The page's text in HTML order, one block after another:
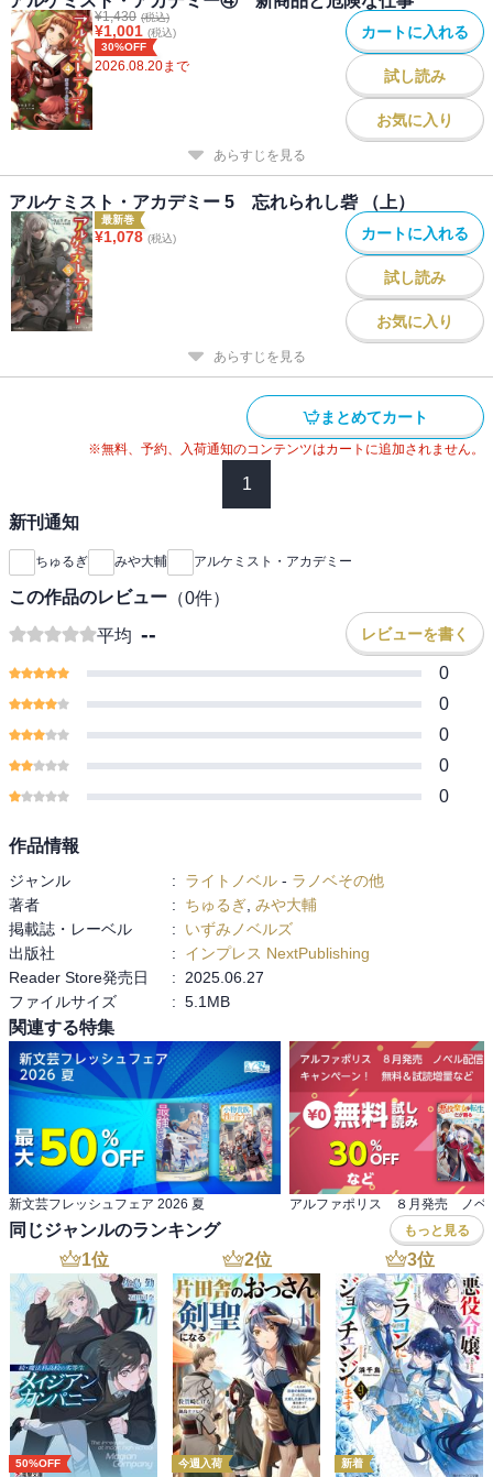
¥1,430 (税込)
¥1,001 (税込)
30%OFF
2026.08.20まで
カートに入れる
試し読み
お気に入り
あらすじを見る
アルケミスト・アカデミー 5 忘れられし砦 （上）
最新巻
¥1,078 (税込) カートに入れる
試し読み
お気に入り
あらすじを見る
まとめてカート
※無料、予約、入荷通知のコンテンツはカートに追加されません。
1
新刊通知
ちゅるぎ みや大輔 アルケミスト・アカデミー
この作品のレビュー （0件）
平均 -- レビューを書く
0
0
0
0
0
作品情報
ジャンル : ライトノベル - ラノベその他
著者
: ちゅるぎ みや大輔
掲載誌・レーベル
:
いずみノベルズ
出版社
:
インプレス NextPublishing
Reader Store発売日
:
2025.06.27
ファイルサイズ
: 5.1MB
関連する特集
新文芸フレッシュフェア 2026 夏
同じジャンルのランキング もっと見る
1位
50%OFF
2位
今週入荷
3位
新着